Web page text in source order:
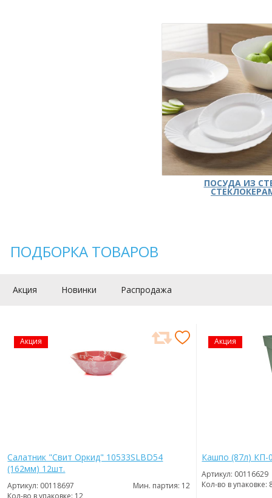
ПОСУДА ИЗ
ПОДБОРКА ТОВАРОВ
Акция Новинки Распродажа
Акция
Салатник "Свит Оркид" 10533SLBD54
(162мм) 12шт.
Артикул: 00118697
Мин. партия: 12
Акция
Кашпо (87л) КП-
Артикул: 00116629
Кол-во в упаковке: